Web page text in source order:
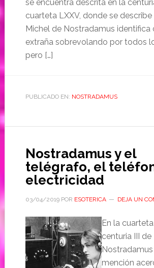
se encuentra descrita en la
cuarteta LXXV, donde se
Michel de Nostradamus identifica
extraña sobrevolando por todos
pero […]
PUBLICADO EN: NOSTRADAMUS
Nostradamus y el
telégrafo, el
electricidad
03/04/2019POR ESOTERICA DEJA UN
En la
centuria III
mención